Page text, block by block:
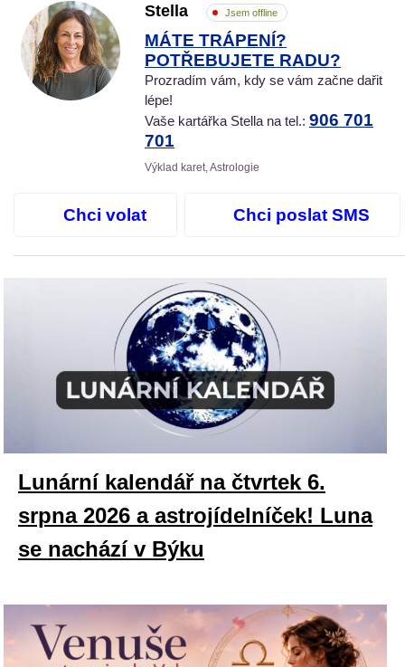
Stella Jsem offline
MÁTE TRÁPENÍ?
POTŘEBUJETE RADU?
Prozradím vám, kdy se vám začne dařit
lépe!
Vaše kartářka Stella na tel.: 906 701
701
Výklad karet, Astrologie
Chci volat Chci poslat SMS
Lunární kalendář na čtvrtek 6.
srpna 2026 a astrojídelníček! Luna
se nachází v Býku